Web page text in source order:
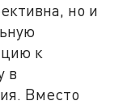
но и
к
в
Вместо